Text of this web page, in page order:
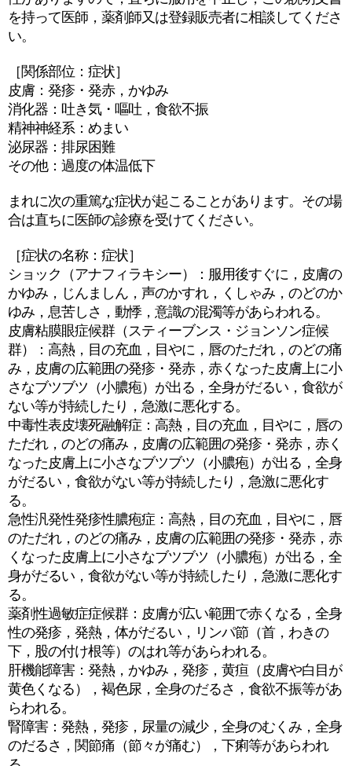
を持って医師，薬剤師又は登録販売者に相談してくださ
い。
［関係部位：症状］
皮膚：発疹・発赤，かゆみ
消化器：吐き気・嘔吐，食欲不振
精神神経系：めまい
泌尿器：排尿困難
その他：過度の体温低下
まれに次の重篤な症状が起こることがあります。その場
合は直ちに医師の診療を受けてください。
［症状の名称：症状］
ショック（アナフィラキシー）：服用後すぐに，皮膚の
かゆみ，じんましん，声のかすれ，くしゃみ，のどのか
ゆみ，息苦しさ，動悸，意識の混濁等があらわれる。
皮膚粘膜眼症候群（スティーブンス・ジョンソン症候
群）：高熱，目の充血，目やに，唇のただれ，のどの痛
み，皮膚の広範囲の発疹・発赤，赤くなった皮膚上に小
さなブツブツ（小膿疱）が出る，全身がだるい，食欲が
ない等が持続したり，急激に悪化する。
中毒性表皮壊死融解症：高熱，目の充血，目やに，唇の
ただれ，のどの痛み，皮膚の広範囲の発疹・発赤，赤く
なった皮膚上に小さなブツブツ（小膿疱）が出る，全身
がだるい，食欲がない等が持続したり，急激に悪化す
る。
急性汎発性発疹性膿疱症：高熱，目の充血，目やに，唇
のただれ，のどの痛み，皮膚の広範囲の発疹・発赤，赤
くなった皮膚上に小さなブツブツ（小膿疱）が出る，全
身がだるい，食欲がない等が持続したり，急激に悪化す
る。
薬剤性過敏症症候群：皮膚が広い範囲で赤くなる，全身
性の発疹，発熱，体がだるい，リンパ節（首，わきの
下，股の付け根等）のはれ等があらわれる。
肝機能障害：発熱，かゆみ，発疹，黄疸（皮膚や白目が
黄色くなる），褐色尿，全身のだるさ，食欲不振等があ
らわれる。
腎障害：発熱，発疹，尿量の減少，全身のむくみ，全身
のだるさ，関節痛（節々が痛む），下痢等があらわれ